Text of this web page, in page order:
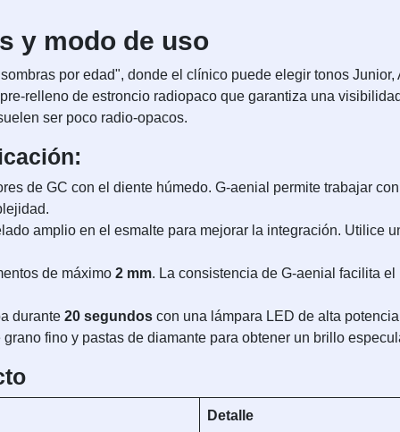
y modo de uso
por edad", donde el clínico puede elegir tonos
relleno de estroncio radiopaco que garantiza una
ser poco radio-opacos.
de GC con el diente húmedo. G-aenial permite trabajar
amplio en el esmalte para mejorar la integración. Utilice
de máximo 2 mm. La consistencia de G-aenial facilita
durante 20 segundos con una lámpara LED de alta
fino y pastas de diamante para obtener un brillo
Detalle